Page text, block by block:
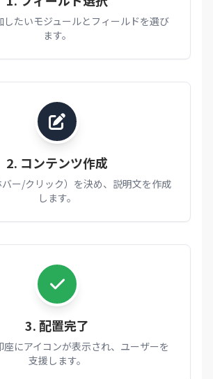
したいモジュールとフィールドを選び
ます。
2. コンテンツ作成
ー/クリック）を決め、説明文を作成
します。
3. 配置完了
座にアイコンが表示され、ユーザーを
支援します。